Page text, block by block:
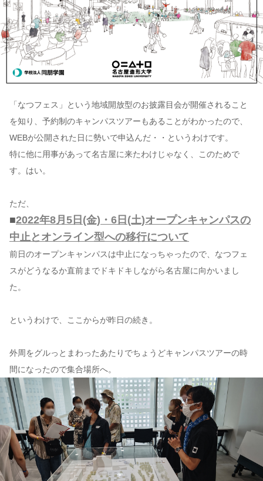
「なつフェス」という地域開放型のお披露目会が開催されること
を知り、予約制のキャンパスツアーもあることがわかったので、
WEBが公開された日に勢いで申込んだ・・というわけです。
特に他に用事があって名古屋に来たわけじゃなく、このためで
す。はい。
ただ、
■2022年8月5日(金)・6日(土)オープンキャンパスの
中止とオンライン型への移行について
前日のオープンキャンパスは中止になっちゃったので、なつフェ
スがどうなるか直前までドキドキしながら名古屋に向かいまし
た。
というわけで、ここからが昨日の続き。
外周をグルっとまわったあたりでちょうどキャンパスツアーの時
間になったので集合場所へ。